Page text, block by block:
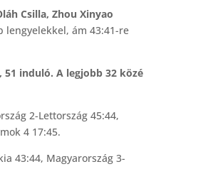
Csilla, Zhou Xinyao
lengyelekkel, ám 43:41-re
induló. A legjobb 32 közé
2-Lettország 45:44,
4 17:45.
43:44, Magyarország 3-